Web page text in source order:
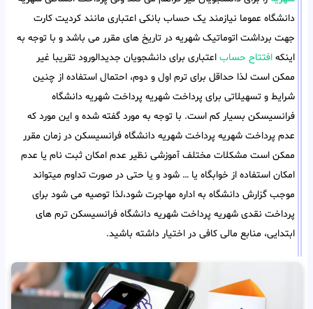
دانشگاه عموما نیازمند یک حساب بانکی اعتباری مانند کردیت کارت
جهت برداشت اتوماتیک شهریه در تاریخ های مقرر می باشد و با توجه به
اینکه افتتاح حساب اعتباری برای دانشجویان جدیدالورود تقریبا غیر
ممکن است لذا حداقل برای ترم اول و دوم، احتمال استفاده از چنین
شرایط و تسهیلاتی برای پرداخت شهریه پرداخت شهریه دانشگاه
فرانسیسکن بسیار کم است. با توجه به مورد گفته شده و این مورد که
عدم پرداخت شهریه پرداخت شهریه دانشگاه فرانسیسکن در زمان مقرر
ممکن است مشکلات مختلف آموزشی نظیر عدم امکان ثبت نام یا عدم
امکان استفاده از خوابگاه یا … شود و یا حتی در صورت تداوم میتواند
موجب گزارش دانشگاه به اداره مهاجرت شود،لذا توصیه می شود برای
پرداخت نقدی شهریه پرداخت شهریه دانشگاه فرانسیسکن ترم های
ابتدایی، منابع مالی کافی در اختیار داشته باشید.